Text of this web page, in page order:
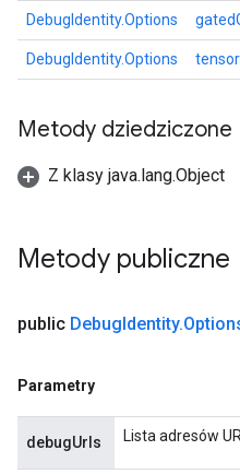
DebugIdentity.Options
DebugIdentity.Options
Metody dziedziczone
Z klasy java.lang.Object
Metody publiczne
public DebugIdentity.
Parametry
debugUrls Lista adresów